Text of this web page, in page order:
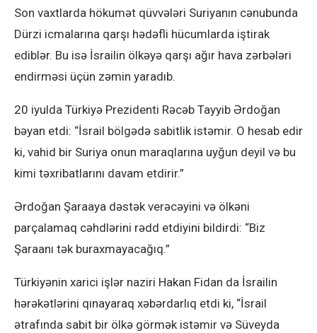
Son vaxtlarda hökumət qüvvələri Suriyanın cənubunda
Dürzi icmalarına qarşı hədəfli hücumlarda iştirak
ediblər. Bu isə İsrailin ölkəyə qarşı ağır hava zərbələri
endirməsi üçün zəmin yaradıb.
20 iyulda Türkiyə Prezidenti Rəcəb Tayyib Ərdoğan
bəyan etdi: “İsrail bölgədə sabitlik istəmir. O hesab edir
ki, vahid bir Suriya onun maraqlarına uyğun deyil və bu
kimi təxribatlarını davam etdirir.”
Ərdoğan Şaraaya dəstək verəcəyini və ölkəni
parçalamaq cəhdlərini rədd etdiyini bildirdi: “Biz
Şaraanı tək buraxmayacağıq.”
Türkiyənin xarici işlər naziri Hakan Fidan da İsrailin
hərəkətlərini qınayaraq xəbərdarlıq etdi ki, “İsrail
ətrafında sabit bir ölkə görmək istəmir və Süveyda